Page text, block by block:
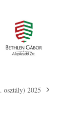
osztály) 2025